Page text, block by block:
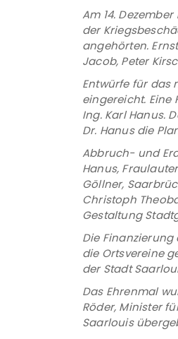
Am 14.
der
angehörten.
Jacob, Peter
Entwürfe für das
eingereicht. Eine
Ing. Karl Hanus.
Dr. Hanus die
Abbruch- und
Hanus,
Göllner,
Christoph
Gestaltung
Die
die Ortsvereine
der Stadt
Das Ehrenmal
Röder, Minister
Saarlouis